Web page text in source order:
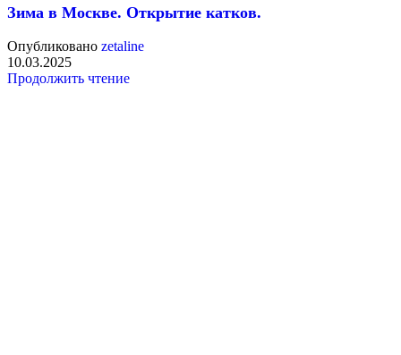
Зима в Москве. Открытие катков.
Опубликовано zetaline
10.03.2025
Продолжить чтение